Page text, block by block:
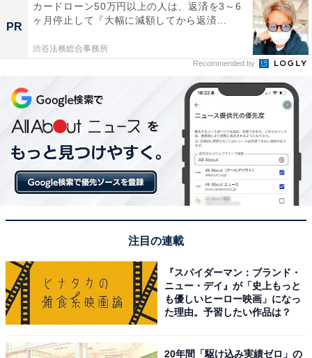
PR
カードローン50万円以上の人は、返済を3～6
ヶ月停止して『大幅に減額してから返済...
渋谷法務総合事務所
Recommended by
注目の連載
『スパイダーマン：ブランド・
ニュー・デイ』が「史上もっと
も優しいヒーロー映画」になっ
た理由。予習したい作品は？
20年間「駆け込み実績ゼロ」の